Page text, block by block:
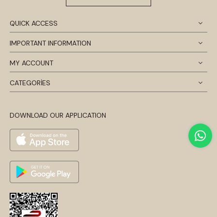
QUICK ACCESS
IMPORTANT INFORMATION
MY ACCOUNT
CATEGORİES
DOWNLOAD OUR APPLICATION